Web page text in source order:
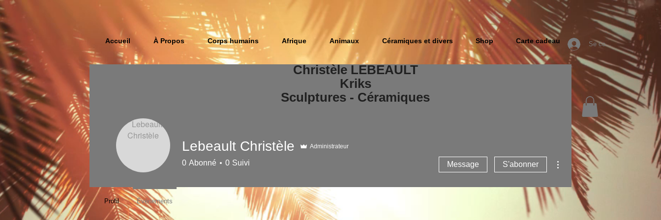
Accueil À Propos Corps humains Afrique Animaux Céramiques et divers Shop Carte cadeau Se connecter
Christèle LEBEAULT
Kriks
Sculptures​ - Céramiques
Lebeault Christèle Administrateur
0 Abonné 0 Suivi Message S'abonner
Plus d'actions
Profil Événements